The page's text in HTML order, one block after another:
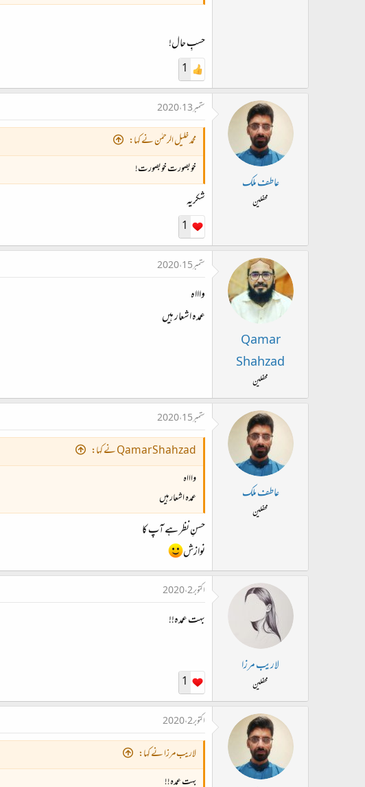
حسبِ حال!
1
عاطف ملک
محفلین
ستمبر 13، 2020
محمد خلیل الرحمٰن نے کہا:
خوبصورت خوبصورت!
شکریہ
1
Qamar
Shahzad
محفلین
ستمبر 15، 2020
واااہ
عمدہ اشعار ہیں
عاطف ملک
محفلین
ستمبر 15، 2020
Qamar Shahzad نے کہا:
واااہ
عمدہ اشعار ہیں
حسنِ نظر ہے آپ کا
نوازش
لاریب مرزا
محفلین
اکتوبر 2، 2020
بہت عمدہ!!
1
اکتوبر 2، 2020
لاریب مرزا نے کہا:
بہت عمدہ!!